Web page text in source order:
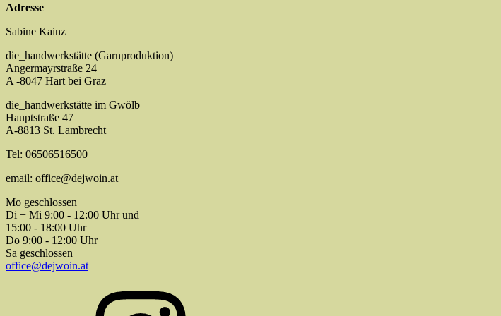
Adresse
Sabine Kainz
die_handwerkstätte (Garnproduktion)
Angermayrstraße 24
A -8047 Hart bei Graz
die_handwerkstätte im Gwölb
Hauptstraße 47
A-8813 St. Lambrecht
Tel: 06506516500
email: office@dejwoin.at
Mo geschlossen
Di + Mi 9:00 - 12:00 Uhr und
15:00 - 18:00 Uhr
Do 9:00 - 12:00 Uhr
Sa geschlossen
office@dejwoin.at